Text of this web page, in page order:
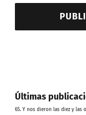
Últimas
65. Y nos dieron las diez y las